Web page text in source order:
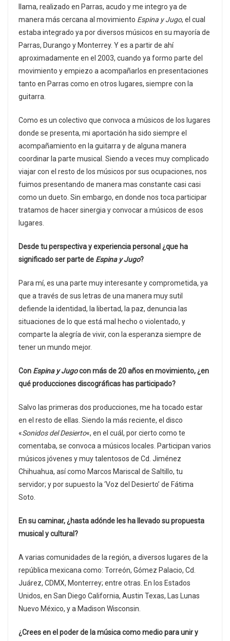
llama, realizado en Parras, acudo y me integro ya de
manera más cercana al movimiento Espina y Jugo, el cual
estaba integrado ya por diversos músicos en su mayoría de
Parras, Durango y Monterrey. Y es a partir de ahí
aproximadamente en el 2003, cuando ya formo parte del
movimiento y empiezo a acompañarlos en presentaciones
tanto en Parras como en otros lugares, siempre con la
guitarra.
Como es un colectivo que convoca a músicos de los lugares
donde se presenta, mi aportación ha sido siempre el
acompañamiento en la guitarra y de alguna manera
coordinar la parte musical. Siendo a veces muy complicado
viajar con el resto de los músicos por sus ocupaciones, nos
fuimos presentando de manera mas constante casi casi
como un dueto. Sin embargo, en donde nos toca participar
tratamos de hacer sinergia y convocar a músicos de esos
lugares.
Desde tu perspectiva y experiencia personal ¿que ha
significado ser parte de Espina y Jugo?
Para mí, es una parte muy interesante y comprometida, ya
que a través de sus letras de una manera muy sutil
defiende la identidad, la libertad, la paz, denuncia las
situaciones de lo que está mal hecho o violentado, y
comparte la alegría de vivir, con la esperanza siempre de
tener un mundo mejor.
Con Espina y Jugocon más de 20 años en movimiento, ¿en
qué producciones discográficas has participado?
Salvo las primeras dos producciones, me ha tocado estar
en el resto de ellas. Siendo la más reciente, el disco
«Sonidos del Desierto«, en el cuál, por cierto como te
comentaba, se convoca a músicos locales. Participan varios
músicos jóvenes y muy talentosos de Cd. Jiménez
Chihuahua, así como Marcos Mariscal de Saltillo, tu
servidor; y por supuesto la ‘Voz del Desierto’ de Fátima
Soto.
En su caminar, ¿hasta adónde les ha llevado su propuesta
musical y cultural?
A varias comunidades de la región, a diversos lugares de la
república mexicana como: Torreón, Gómez Palacio, Cd.
Juárez, CDMX, Monterrey; entre otras. En los Estados
Unidos, en San Diego California, Austin Texas, Las Lunas
Nuevo México, y a Madison Wisconsin.
¿Crees en el poder de la música como medio para unir y